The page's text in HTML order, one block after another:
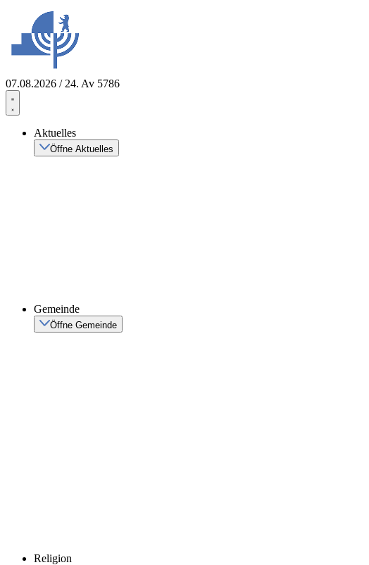
springen
07.08.2026 / 24. Av 5786
Aktuelles
Öffne Aktuelles
Gemeinde
Öffne Gemeinde
Religion